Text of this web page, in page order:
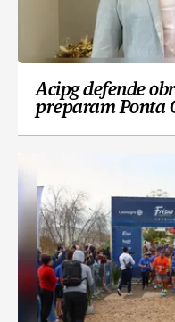
Acipg defende
preparam Ponta